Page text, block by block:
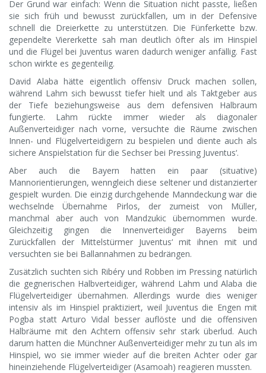
Der Grund war einfach: Wenn die Situation nicht passte, ließen
sie sich früh und bewusst zurückfallen, um in der Defensive
schnell die Dreierkette zu unterstützen. Die Fünferkette bzw.
gependelte Viererkette sah man deutlich öfter als im Hinspiel
und die Flügel bei Juventus waren dadurch weniger anfällig. Fast
schon wirkte es gegenteilig.
David Alaba hätte eigentlich offensiv Druck machen sollen,
während Lahm sich bewusst tiefer hielt und als Taktgeber aus
der Tiefe beziehungsweise aus dem defensiven Halbraum
fungierte. Lahm rückte immer wieder als diagonaler
Außenverteidiger nach vorne, versuchte die Räume zwischen
Innen- und Flügelverteidigern zu bespielen und diente auch als
sichere Anspielstation für die Sechser bei Pressing Juventus‘.
Aber auch die Bayern hatten ein paar (situative)
Mannorientierungen, wenngleich diese seltener und distanzierter
gespielt wurden. Die einzig durchgehende Manndeckung war die
wechselnde Übernahme Pirlos, der zumeist von Müller,
manchmal aber auch von Mandzukic übernommen wurde.
Gleichzeitig gingen die Innenverteidiger Bayerns beim
Zurückfallen der Mittelstürmer Juventus‘ mit ihnen mit und
versuchten sie bei Ballannahmen zu bedrängen.
Zusätzlich suchten sich Ribéry und Robben im Pressing natürlich
die gegnerischen Halbverteidiger, während Lahm und Alaba die
Flügelverteidiger übernahmen. Allerdings wurde dies weniger
intensiv als im Hinspiel praktiziert, weil Juventus die Engen mit
Pogba statt Arturo Vidal besser auflöste und die offensiven
Halbräume mit den Achtern offensiv sehr stark überlud. Auch
darum hatten die Münchner Außenverteidiger mehr zu tun als im
Hinspiel, wo sie immer wieder auf die breiten Achter oder gar
hineinziehende Flügelverteidiger (Asamoah) reagieren mussten.